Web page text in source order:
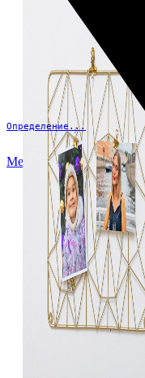
Определение...
Меню